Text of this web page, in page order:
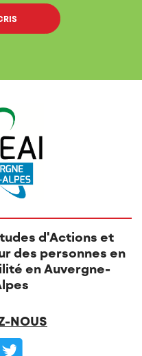
d'Actions et
des personnes en
en Auvergne-
NOUS